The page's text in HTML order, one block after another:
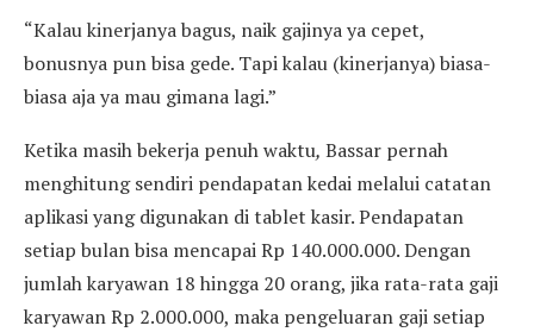
“Kalau kinerjanya bagus, naik gajinya ya cepet,
bonusnya pun bisa gede. Tapi kalau (kinerjanya) biasa-
biasa aja ya mau gimana lagi.”
Ketika masih bekerja penuh waktu, Bassar pernah
menghitung sendiri pendapatan kedai melalui catatan
aplikasi yang digunakan di tablet kasir. Pendapatan
setiap bulan bisa mencapai Rp 140.000.000. Dengan
jumlah karyawan 18 hingga 20 orang, jika rata-rata gaji
karyawan Rp 2.000.000, maka pengeluaran gaji setiap